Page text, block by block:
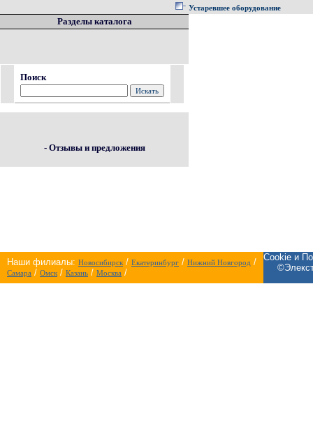
Устаревшее оборудование
Разделы каталога
Поиск
- Отзывы и предложения
Наши филиалы: Новосибирск/ Екатеринбург / Нижний Новгород /
Самара / Омск/ Казань / Москва /
Cookie и